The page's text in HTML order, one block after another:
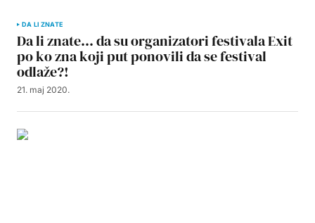
DA LI ZNATE
Da li znate… da su organizatori festivala Exit
po ko zna koji put ponovili da se festival
odlaže?!
21. maj 2020.